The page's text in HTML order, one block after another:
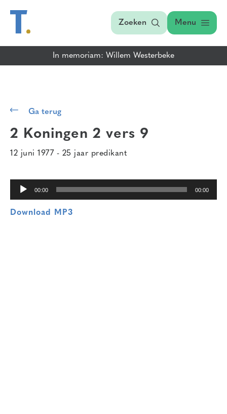
Zoeken Menu
In memoriam: Willem Westerbeke
Ga terug
2 Koningen 2 vers 9
12 juni 1977 - 25 jaar predikant
00:00 00:00
Download MP3